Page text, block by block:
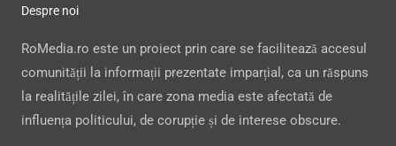
Despre noi
RoMedia.ro este un proiect prin care se facilitează accesul
comunității la informații prezentate imparțial, ca un răspuns
la realitățile zilei, în care zona media este afectată de
influența politicului, de corupție și de interese obscure.